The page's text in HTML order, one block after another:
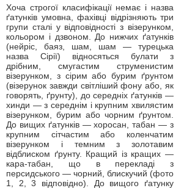
Хоча строгої класифікації немає і назва
ґатунків умовна, фахівці відрізняють три
групи сталі у відповідності з візерунком,
кольором і дзвоном. До нижчих ґатунків
(нейріс, баяз, шам, шам — турецька
назва Сірії) відносяться булати з
дрібним, смугастим струменистим
візерунком, з сірим або бурим ґрунтом
(візерунок завжди світліший фону або, як
говорять, ґрунту), до середніх ґатунків —
хинди — з середнім і крупним хвилястим
візерунком, бурим або чорним ґрунтом.
До вищих ґатунків — хоросан, табан — з
крупним сітчастим або коленчатим
візерунком і темним з золотавим
відблиском ґрунту. Кращий із кращих —
кара-табан, що в перекладі з
персидського — чорний, блискучий (фото
1, 2, 3 відповідно). До вищого ґатунку